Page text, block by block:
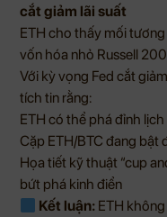
cắt giảm lãi suất
ETH cho thấy mối
vốn hóa nhỏ Russell
Với kỳ vọng Fed cắt
tích tin rằng:
ETH có thể phá đỉnh
Cặp ETH/BTC đang bật
Họa tiết kỹ thuật “cup
bứt phá kinh điển
Kết luận: ETH không